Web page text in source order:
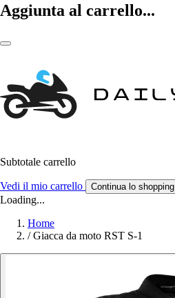
Aggiunta al carrello...
Subtotale carrello
Vedi il mio carrello Continua lo shopping
Loading...
Home
/ Giacca da moto RST S-1